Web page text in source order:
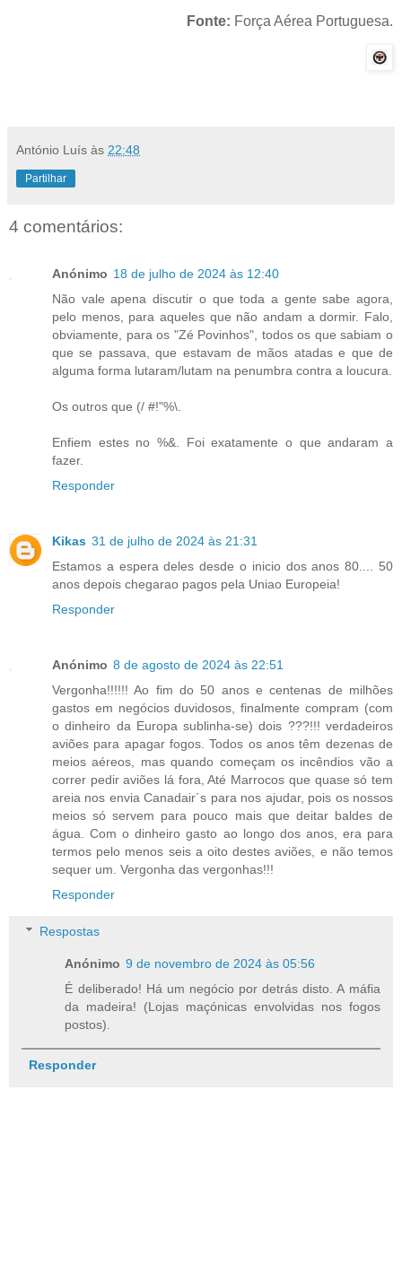
Fonte: Força Aérea Portuguesa.
António Luís às 22:48
Partilhar
4 comentários:
Anónimo 18 de julho de 2024 às 12:40
Não vale apena discutir o que toda a gente sabe agora,
pelo menos, para aqueles que não andam a dormir. Falo,
obviamente, para os "Zé Povinhos", todos os que sabiam o
que se passava, que estavam de mãos atadas e que de
alguma forma lutaram/lutam na penumbra contra a loucura.
Os outros que (/ #!"%\.
Enfiem estes no %&. Foi exatamente o que andaram a
fazer.
Responder
Kikas 31 de julho de 2024 às 21:31
Estamos a espera deles desde o inicio dos anos 80.... 50
anos depois chegarao pagos pela Uniao Europeia!
Responder
Anónimo 8 de agosto de 2024 às 22:51
Vergonha!!!!!! Ao fim do 50 anos e centenas de milhões
gastos em negócios duvidosos, finalmente compram (com
o dinheiro da Europa sublinha-se) dois ???!!! verdadeiros
aviões para apagar fogos. Todos os anos têm dezenas de
meios aéreos, mas quando começam os incêndios vão a
correr pedir aviões lá fora, Até Marrocos que quase só tem
areia nos envia Canadair´s para nos ajudar, pois os nossos
meios só servem para pouco mais que deitar baldes de
água. Com o dinheiro gasto ao longo dos anos, era para
termos pelo menos seis a oito destes aviões, e não temos
sequer um. Vergonha das vergonhas!!!
Responder
Respostas
Anónimo 9 de novembro de 2024 às 05:56
É deliberado! Há um negócio por detrás disto. A máfia
da madeira! (Lojas maçónicas envolvidas nos fogos
postos).
Responder